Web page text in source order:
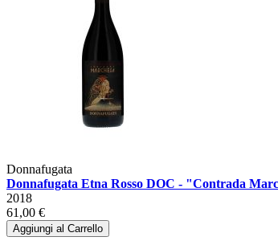
Donnafugata
Donnafugata Etna Rosso DOC - "Contrada
2018
61,00 €
Aggiungi al Carrello